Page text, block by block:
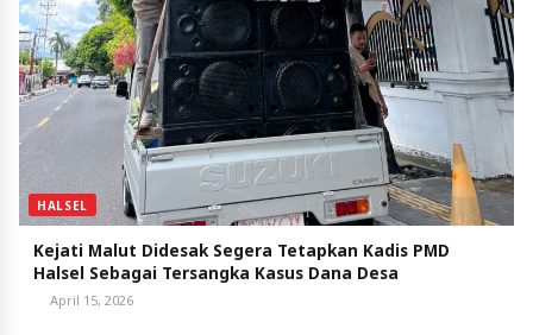
HALSEL
Kejati Malut Didesak Segera Tetapkan Kadis PMD
Halsel Sebagai Tersangka Kasus Dana Desa
April 15, 2026